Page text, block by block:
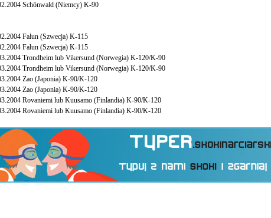
Schönwald (Niemcy) K-90
Falun (Szwecja) K-115
Falun (Szwecja) K-115
Trondheim lub Vikersund (Norwegia) K-120/K-90
Trondheim lub Vikersund (Norwegia) K-120/K-90
Zao (Japonia) K-90/K-120
Zao (Japonia) K-90/K-120
Rovaniemi lub Kuusamo (Finlandia) K-90/K-120
Rovaniemi lub Kuusamo (Finlandia) K-90/K-120